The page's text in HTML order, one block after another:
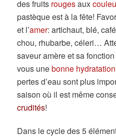
des fruits rougesaux
pastèque est à la fête!
et l’amer: artichaut, blé,
chou, rhubarbe, céleri…
saveur amère et sa
vous unebonne hydratation
pertes d’eau sont plus
saison où il est même
crudités!
Dans le cycle des 5